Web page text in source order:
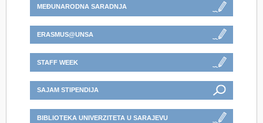
MEĐUNARODNA SARADNJA
ERASMUS@UNSA
STAFF WEEK
SAJAM STIPENDIJA
BIBLIOTEKA UNIVERZITETA U SARAJEVU